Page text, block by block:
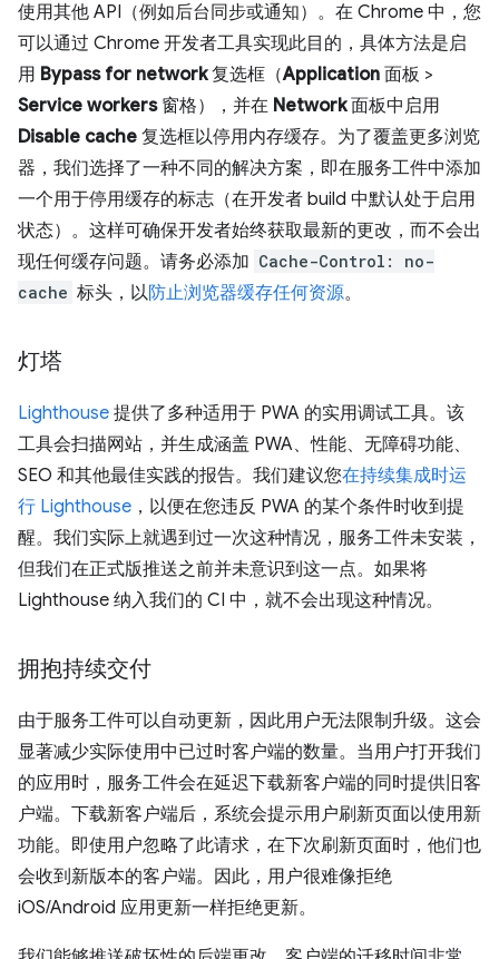
使用其他 API（例如后台同步或通知）。在 Chrome 中，您
可以通过 Chrome 开发者工具实现此目的，具体方法是启
用 Bypass for network复选框（Application 面板 >
Service workers窗格），并在 Network面板中启用
Disable cache 复选框以停用内存缓存。为了覆盖更多浏览
器，我们选择了一种不同的解决方案，即在服务工件中添加
一个用于停用缓存的标志（在开发者 build 中默认处于启用
状态）。这样可确保开发者始终获取最新的更改，而不会出
现任何缓存问题。请务必添加 Cache-Control: no-
cache 标头，以防止浏览器缓存任何资源。
灯塔
Lighthouse 提供了多种适用于 PWA 的实用调试工具。该
工具会扫描网站，并生成涵盖 PWA、性能、无障碍功能、
SEO 和其他最佳实践的报告。我们建议您在持续集成时运
行 Lighthouse ，以便在您违反 PWA 的某个条件时收到提
醒。我们实际上就遇到过一次这种情况，服务工件未安装，
但我们在正式版推送之前并未意识到这一点。如果将
Lighthouse 纳入我们的 CI 中，就不会出现这种情况。
拥抱持续交付
由于服务工件可以自动更新，因此用户无法限制升级。这会
显著减少实际使用中已过时客户端的数量。当用户打开我们
的应用时，服务工件会在延迟下载新客户端的同时提供旧客
户端。下载新客户端后，系统会提示用户刷新页面以使用新
功能。即使用户忽略了此请求，在下次刷新页面时，他们也
会收到新版本的客户端。因此，用户很难像拒绝
iOS/Android 应用更新一样拒绝更新。